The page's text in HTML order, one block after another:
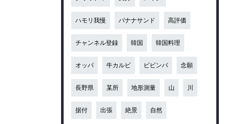
ハモリ我慢 バナナサンド 高評価
チャンネル登録 韓国 韓国料理
オッパ 牛カルビ ビビンバ 念願
長野県 某所 地形測量 山 川
据付 出張 絶景 自然